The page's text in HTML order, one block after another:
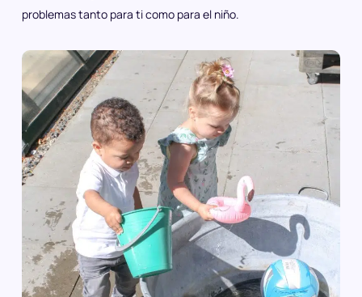
problemas tanto para ti como para el niño.